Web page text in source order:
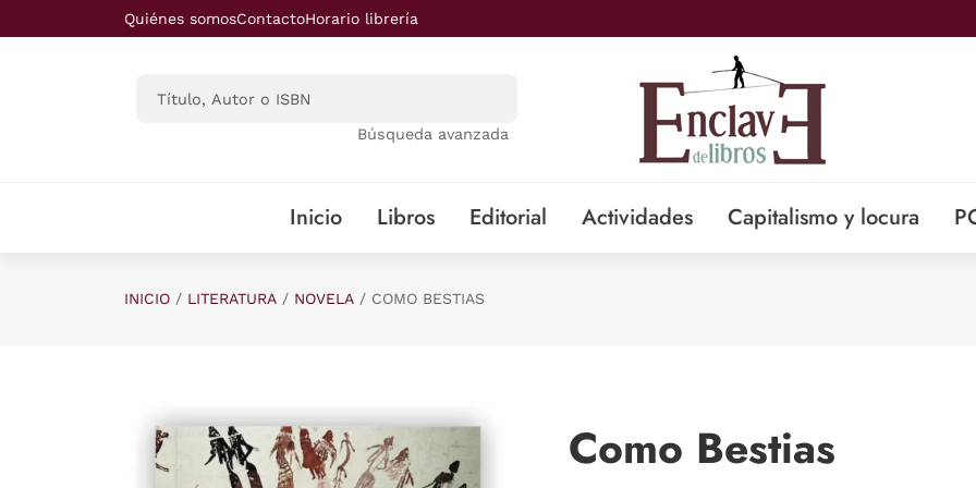
Saltar al contenido principal
Quiénes somosContactoHorario librería
Búsqueda avanzada
Inicio Libros Editorial Actividades Capitalismo y locura
INICIO LITERATURA NOVELA COMO BESTIAS
Como Bestias